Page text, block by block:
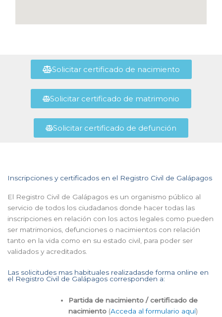
Solicitar certificado de nacimiento
Solicitar certificado de matrimonio
Solicitar certificado de defunción
Inscripciones y certificados en el Registro Civil de Galápagos
El Registro Civil de Galápagos es un organismo público al
servicio de todos los ciudadanos donde hacer todas las
inscripciones en relación con los actos legales como pueden
ser matrimonios, defunciones o nacimientos con relación
tanto en la vida como en su estado civil, para poder ser
validados y acreditados.
Las solicitudes mas habituales realizadasde forma online en
el Registro Civil de Galápagos corresponden a:
Partida de nacimiento / certificado de
nacimiento (Acceda al formulario aquí)